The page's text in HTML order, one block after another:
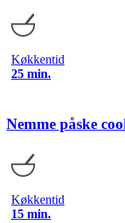
Køkkentid
25 min.
Nemme påske
Køkkentid
15 min.